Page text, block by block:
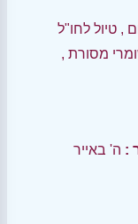
, טיול לחו"ל
מסורת ,
: